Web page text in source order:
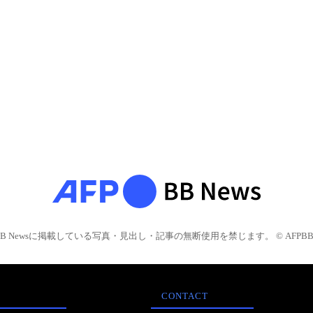
Newsに掲載している写真・見出し・記事の無断使用を禁じます。 © AFPBB
CONTACT